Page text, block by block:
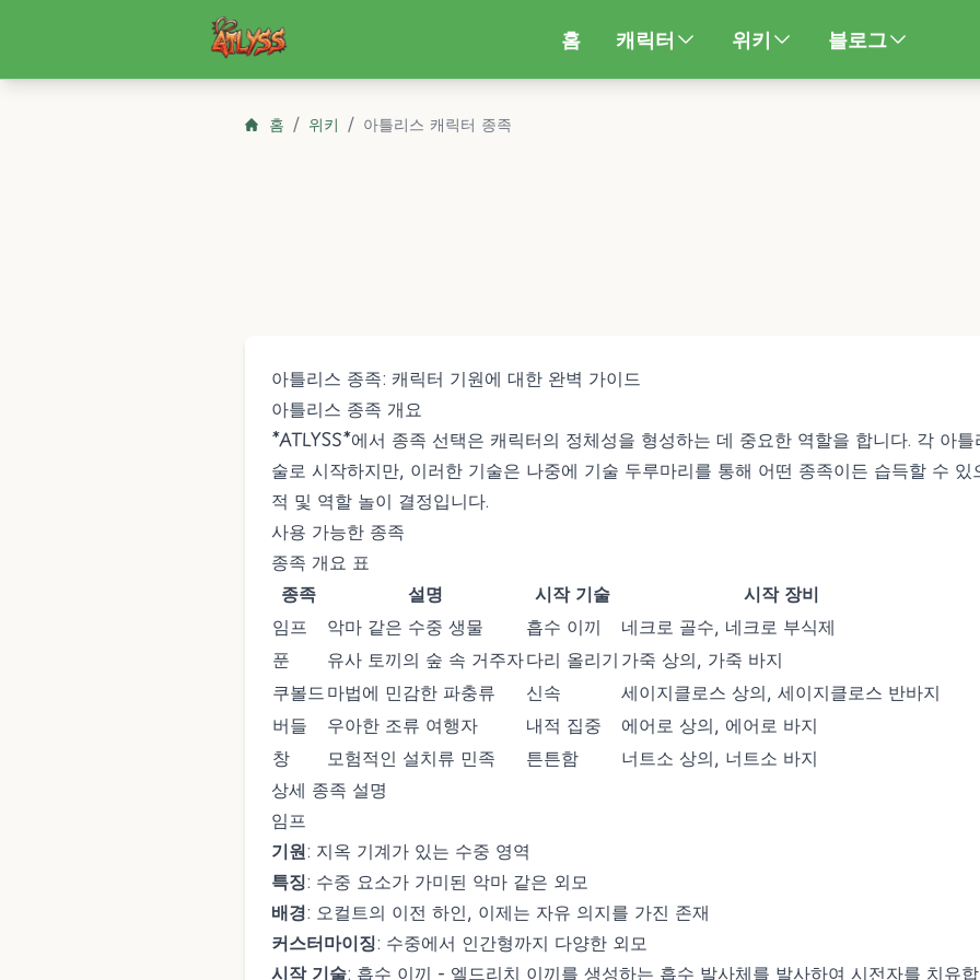
Atlyss 홈 캐릭터 위키 블로그
홈 / 위키 / 아틀리스 캐릭터 종족
아틀리스 종족: 캐릭터 기원에 대한 완벽 가이드
아틀리스 종족 개요
*ATLYSS*에서 종족 선택은 캐릭터의 정체성을 형성하는 데 중요한 역할을 합니다. 각 아
술로 시작하지만, 이러한 기술은 나중에 기술 두루마리를 통해 어떤 종족이든 습득할 수
적 및 역할 놀이 결정입니다.
사용 가능한 종족
종족 개요 표
종족
설명 시작 기술
시작 장비
임프
악마 같은 수중 생물 흡수 이끼 네크로 골수, 네크로 부식제
푼
유사 토끼의 숲 속 거주자다리 올리기 가죽 상의, 가죽 바지
쿠볼드마법에 민감한 파충류 신속 세이지클로스 상의, 세이지클로스 반바지
버들
우아한 조류 여행자 내적 집중 에어로 상의, 에어로 바지
창
모험적인 설치류 민족 튼튼함 너트소 상의, 너트소 바지
상세 종족 설명
임프
기원: 지옥 기계가 있는 수중 영역
특징: 수중 요소가 가미된 악마 같은 외모
배경: 오컬트의 이전 하인, 이제는 자유 의지를 가진 존재
커스터마이징: 수중에서 인간형까지 다양한 외모
시작 기술: 흡수 이끼 - 엘드리치 이끼를 생성하는 흡수 발사체를 발사하여 시전자를 치유